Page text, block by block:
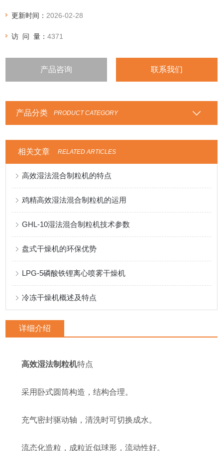
更新时间： 2026-02-28
访 问 量：4371
产品咨询 联系我们
产品分类 PRODUCT CATEGORY
相关文章 RELATED ARTICLES
高效湿法混合制粒机的特点
鸡精高效湿法混合制粒机的运用
GHL-10湿法混合制粒机技术参数
盘式干燥机的环保优势
LPG-5磷酸铁锂离心喷雾干燥机
冷冻干燥机概述及特点
详细介绍
高效湿法制粒机特点
采用卧式圆筒构造，结构合理。
充气密封驱动轴，清洗时可切换成水。
流态化造粒，成粒近似球形，流动性好。